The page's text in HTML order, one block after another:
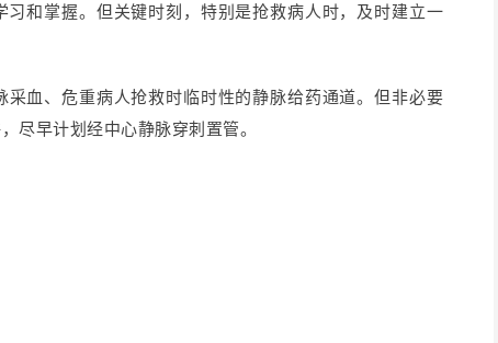
和掌握。但关键时刻，特别是抢救病人时，及时建立一
血、危重病人抢救时临时性的静脉给药通道。但非必要
尽早计划经中心静脉穿刺置管。